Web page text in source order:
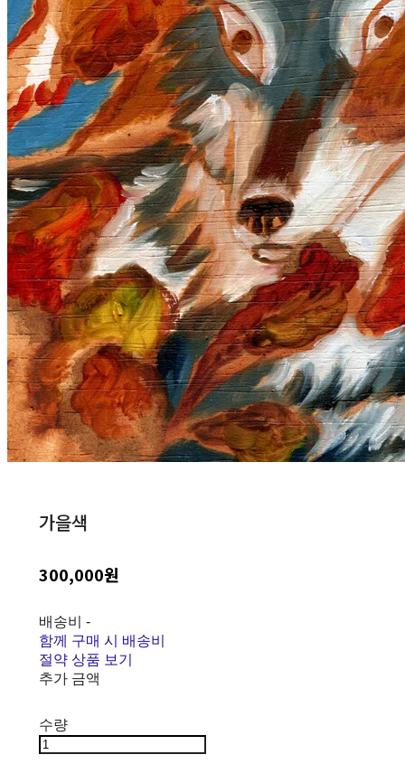
가을색
300,000원
배송비 -
함께 구매 시 배송비
절약 상품 보기
추가 금액
수량